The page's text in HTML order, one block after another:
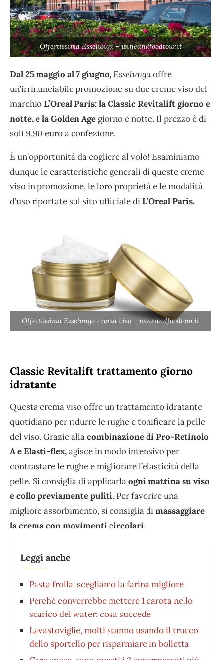
Offertissima Esselunga – wineandfoodtour.it
Dal 25 maggio al 7 giugno,Esselungaoffre
un’irrinunciabile promozione su due creme viso del
marchioL’Oreal Paris: la Classic Revitalift giorno e
notte, e la Golden Age giorno e notte. Il prezzo è di
soli 9,90 euro a confezione.
È un’opportunità da cogliere al volo! Esaminiamo
dunque le caratteristiche generali di queste creme
viso in promozione, le loro proprietà e le modalità
d’uso riportate sul sito ufficiale diL’Oreal Paris.
Offertissima Esselunga crema viso – wineandfoodtour.it
Classic Revitalift trattamento giorno
idratante
Questa crema viso offre un trattamento idratante
quotidiano per ridurre le rughe e tonificare la pelle
del viso. Grazie allacombinazione di Pro-Retinolo
A e Elasti-flex,agisce in modo intensivo per
contrastare le rughe e migliorare l’elasticità della
pelle. Si consiglia di applicarlaogni mattina su viso
e collo previamente puliti. Per favorire una
migliore assorbimento, si consiglia dimassaggiare
la crema con movimenti circolari.
Leggi anche
Pasta frolla: scegliamo la farina migliore
Perché converrebbe mettere 1 carota nello
scarico del water: cosa succede
Lavastoviglie, molti stanno usando il trucco
dello sportello per risparmiare in bolletta